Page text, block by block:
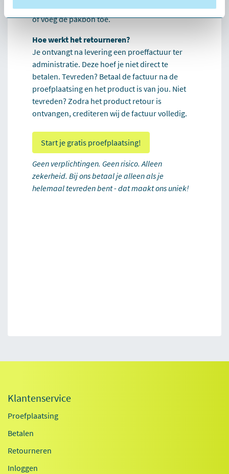
Vermeld altijd het ordernummer op het pakket
of voeg de pakbon toe.
Hoe werkt het retourneren?
Je ontvangt na levering een proeffactuur ter
administratie. Deze hoef je niet direct te
betalen. Tevreden? Betaal de factuur na de
proefplaatsing en het product is van jou. Niet
tevreden? Zodra het product retour is
ontvangen, crediteren wij de factuur volledig.
Start je gratis proefplaatsing!
Geen verplichtingen. Geen risico. Alleen
zekerheid. Bij ons betaal je alleen als je
helemaal tevreden bent - dat maakt ons uniek!
Klantenservice
Proefplaatsing
Betalen
Retourneren
Inloggen